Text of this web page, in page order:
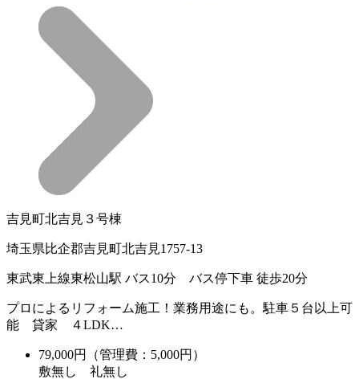
吉見町北吉見３号棟
埼玉県比企郡吉見町北吉見1757-13
東武東上線東松山駅 バス10分 バス停下車 徒歩20分
プロによるリフォーム施工！業務用途にも。駐車５台以上可
能 貸家 ４LDK…
79,000円（管理費：5,000円）
敷無し 礼無し